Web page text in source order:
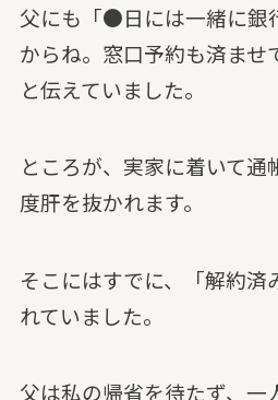
父にも「●日には一緒に銀
からね。窓口予約も済ませ
と伝えていました。
ところが、実家に着いて通
度肝を抜かれます。
そこにはすでに、「解約済
れていました。
父は私の帰省を待たず、一